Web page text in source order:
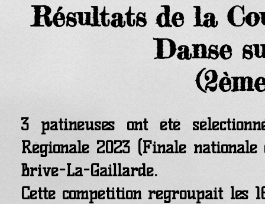
Résultats de la
Danse
3 patineuses ont été
Régionale 2023 (Finale
Brive-La-Gaillarde.
Cette compétition regroupait les